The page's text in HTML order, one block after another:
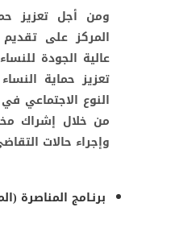
ومن أجل تعزيز
المركز على تقديم
عالية الجودة
تعزيز حماية
النوع الاجتماعي
من خلال إشراك
وإجراء حالات
برنـامج المناصرة